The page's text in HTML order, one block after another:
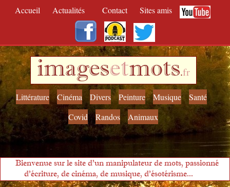
Accueil Actualités Contact Sites amis
imagesetmots.fr
Littérature Cinéma Divers Peinture Musique
Santé
Covid
Randos Animaux
Bienvenue sur le site d'un manipulateur de mots, passionné
d'écriture, de cinéma, de musique, d'ésotérisme...